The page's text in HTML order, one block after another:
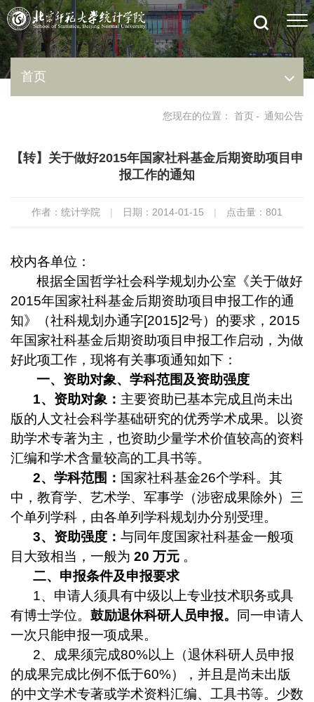
首页
您现在的位置： 首页- 通知公告
【转】关于做好2015年国家社科基金后期资助项目申
报工作的通知
作者：统计学院 | 日期：2014-01-15 | 点击量： 801
校内各单位：
根据全国哲学社会科学规划办公室《关于做好
2015年国家社科基金后期资助项目申报工作的通
知》（社科规划办通字[2015]2号）的要求， 2015
年国家社科基金后期资助项目申报工作启动，为做
好此项工作，现将有关事项通知如下：
一、资助对象、学科范围及资助强度
1、资助对象： 主要资助已基本完成且尚未出
版的人文社会科学基础研究的优秀学术成果。以资
助学术专著为主，也资助少量学术价值较高的资料
汇编和学术含量较高的工具书等。
2、学科范围： 国家社科基金26个学科。其
中，教育学、艺术学、军事学（涉密成果除外）三
个单列学科，由各单列学科规划办分别受理。
3、资助强度： 与同年度国家社科基金一般项
目大致相当，一般为 20 万元 。
二、申报条件及申报要求
1、申请人须具有中级以上专业技术职务或具
有博士学位。 鼓励退休科研人员申报。
同一申请人
一次只能申报一项成果。
2、成果须完成80%以上（退休科研人员申报
的成果完成比例不低于60%），并且是尚未出版
的中文学术专著或学术资料汇编、工具书等。少数